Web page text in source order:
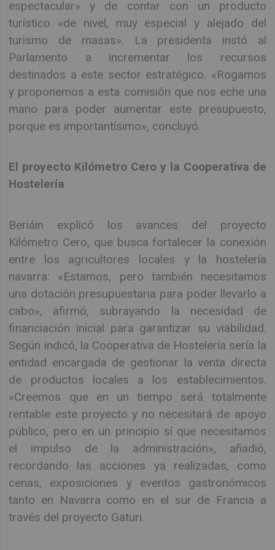
espectacular» y de contar con un producto
turístico «de nivel, muy especial y alejado del
turismo de masas». La presidenta instó al
Parlamento a incrementar los recursos
destinados a este sector estratégico. «Rogamos
y proponemos a esta comisión que nos eche una
mano para poder aumentar este presupuesto,
porque es importantísimo», concluyó.
El proyecto Kilómetro Cero y la Cooperativa de
Hostelería
Beriáin explicó los avances del proyecto
Kilómetro Cero, que busca fortalecer la conexión
entre los agricultores locales y la hostelería
navarra: «Estamos, pero también necesitamos
una dotación presupuestaria para poder llevarlo a
cabo», afirmó, subrayando la necesidad de
financiación inicial para garantizar su viabilidad.
Según indicó, la Cooperativa de Hostelería sería la
entidad encargada de gestionar la venta directa
de productos locales a los establecimientos.
«Creemos que en un tiempo será totalmente
rentable este proyecto y no necesitará de apoyo
público, pero en un principio sí que necesitamos
el impulso de la administración», añadió,
recordando las acciones ya realizadas, como
cenas, exposiciones y eventos gastronómicos
tanto en Navarra como en el sur de Francia a
través del proyecto Gaturi.